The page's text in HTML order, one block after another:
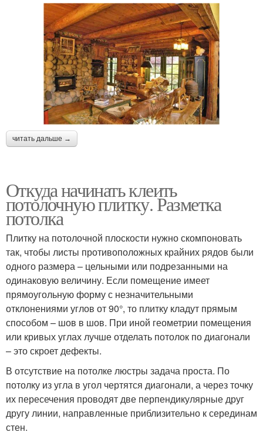
читать дальше →
Откуда начинать клеить
потолочную плитку. Разметка
потолка
Плитку на потолочной плоскости нужно скомпоновать
так, чтобы листы противоположных крайних рядов были
одного размера – цельными или подрезанными на
одинаковую величину. Если помещение имеет
прямоугольную форму с незначительными
отклонениями углов от 90°, то плитку кладут прямым
способом – шов в шов. При иной геометрии помещения
или кривых углах лучше отделать потолок по диагонали
– это скроет дефекты.
В отсутствие на потолке люстры задача проста. По
потолку из угла в угол чертятся диагонали, а через точку
их пересечения проводят две перпендикулярные друг
другу линии, направленные приблизительно к серединам
стен.